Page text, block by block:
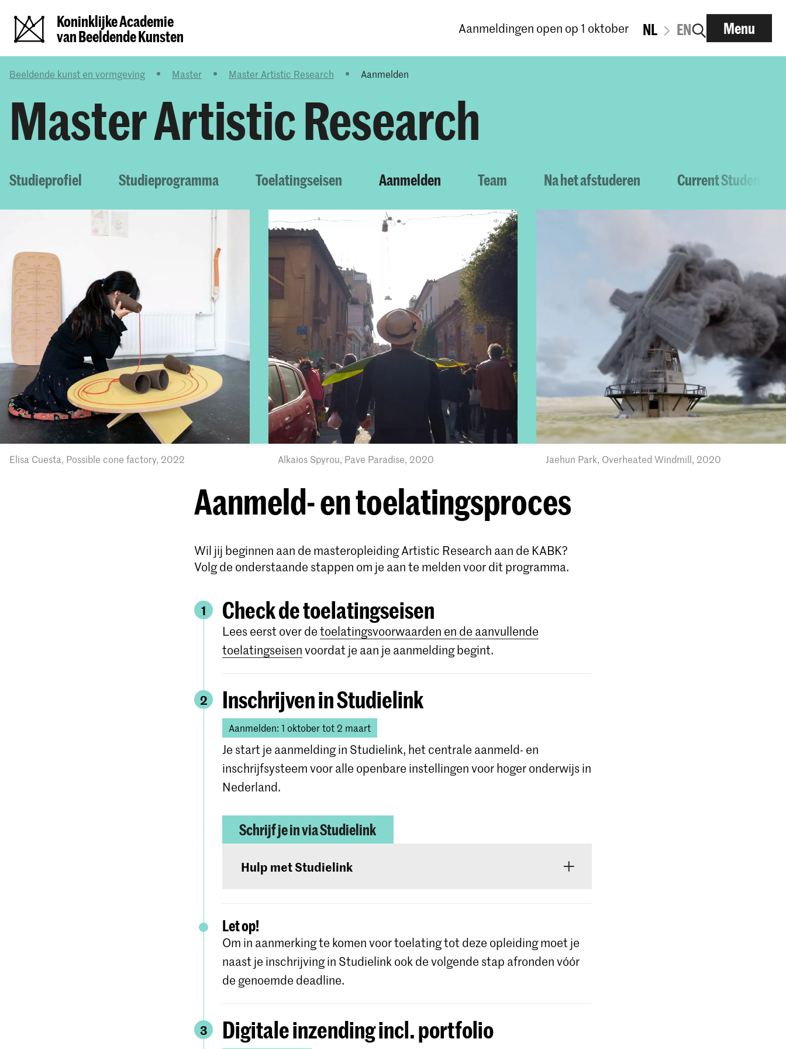
Koninklijke Academie
van Beeldende Kunsten
Aanmeldingen open op 1 oktober NL EN Menu
Beeldende kunst en vormgeving Master Master Artistic Research Aanmelden
Master Artistic Research
Studieprofiel Studieprogramma Toelatingseisen Aanmelden Team Na het afstuderen Current Students
Elisa Cuesta, Possible cone factory, 2022 Alkaios Spyrou, Pave Paradise, 2020 Jaehun Park, Overheated Windmill, 2020
Aanmeld- en toelatingsproces
Wil jij beginnen aan de masteropleiding Artistic Research aan de KABK?
Volg de onderstaande stappen om je aan te melden voor dit programma.
1 Check de toelatingseisen
Lees eerst over detoelatingsvoorwaarden en de aanvullende
toelatingseisenvoordat je aan je aanmelding begint.
2 Inschrijven in Studielink
Aanmelden: 1 oktober tot 2 maart
Je start je aanmelding in Studielink, het centrale aanmeld- en
inschrijfsysteem voor alle openbare instellingen voor hoger onderwijs in
Nederland.
Schrijf je in via Studielink
Hulp met Studielink
website van Studielink
Let op!
Om in aanmerking te komen voor toelating tot deze opleiding moet je
naast je inschrijving in Studielink ook de volgende stap afronden vóór
de genoemde deadline.
3 Digitale inzending incl. portfolio